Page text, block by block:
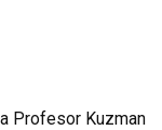
Profesor Kuzman